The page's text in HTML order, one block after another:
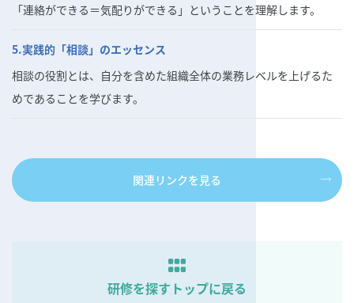
「連絡ができる＝気配りができる」ということを理解します。
5.実践的「相談」のエッセンス
相談の役割とは、自分を含めた組織全体の業務レベルを上げるた
めであることを学びます。
関連リンクを見る
研修を探す トップに戻る